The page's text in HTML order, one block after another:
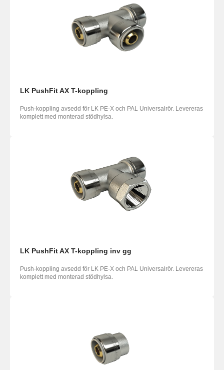
LK PushFit AX T-koppling
Push-koppling avsedd för LK PE-X och PAL Universalrör. Levereras
komplett med monterad stödhylsa.
LK PushFit AX T-koppling inv gg
Push-koppling avsedd för LK PE-X och PAL Universalrör. Levereras
komplett med monterad stödhylsa.